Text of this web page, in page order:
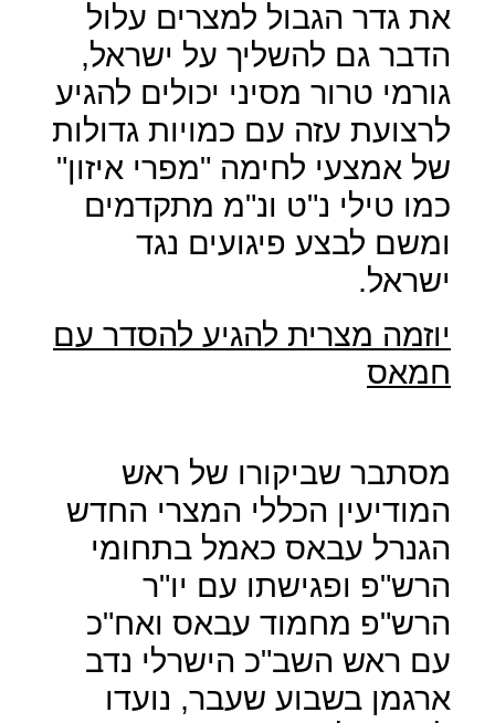
את גדר הגבול למצרים עלול
הדבר גם להשליך על ישראל,
גורמי טרור מסיני יכולים להגיע
לרצועת עזה עם כמויות גדולות
של אמצעי לחימה "מפרי איזון"
כמו טילי נ"ט ונ"מ מתקדמים
ומשם לבצע פיגועים נגד
ישראל.
יוזמה מצרית להגיע להסדר עם
חמאס
מסתבר שביקורו של ראש
המודיעין הכללי המצרי החדש
הגנרל עבאס כאמל בתחומי
הרש"פ ופגישתו עם יו"ר
הרש"פ מחמוד עבאס ואח"כ
עם ראש השב"כ הישרלי נדב
ארגמן בשבוע שעבר, נועדו